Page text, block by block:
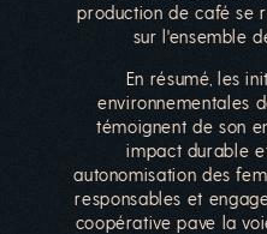
production de café se
sur l'ensemble
En résumé, les
environnementales
témoignent de son
impact durable
autonomisation des
responsables et
coopérative pave la